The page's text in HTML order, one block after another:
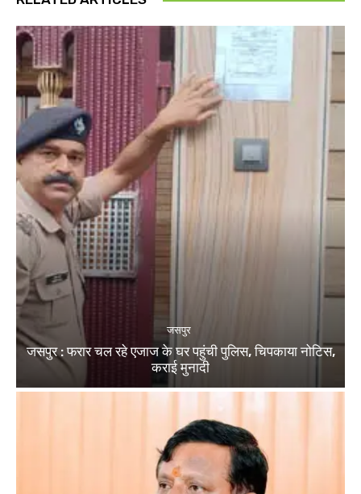
जसपुर
जसपुर : फरार चल रहे एजाज के घर पहुंची पुलिस, चिपकाया नोटिस,
कराई मुनादी